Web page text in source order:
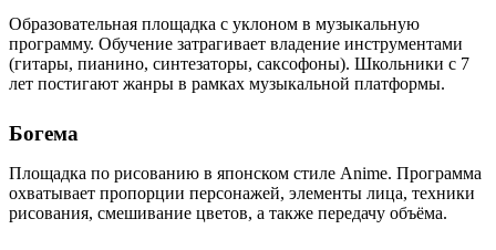
Образовательная площадка с уклоном в музыкальную
программу. Обучение затрагивает владение инструментами
(гитары, пианино, синтезаторы, саксофоны). Школьники с 7
лет постигают жанры в рамках музыкальной платформы.
Богема
Площадка по рисованию в японском стиле Anime. Программа
охватывает пропорции персонажей, элементы лица, техники
рисования, смешивание цветов, а также передачу объёма.